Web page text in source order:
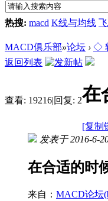
热搜: macd K线与均线
MACD俱乐部»论坛 › ◇
返回列表
查看: 19216|回复: 2在
[复制
发表于 2016-6-
在合适的时
来自： MACD论坛